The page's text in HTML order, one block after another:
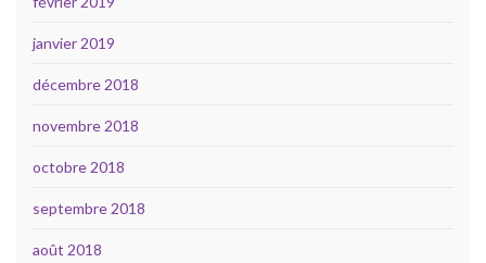
janvier 2019
décembre 2018
novembre 2018
octobre 2018
septembre 2018
août 2018